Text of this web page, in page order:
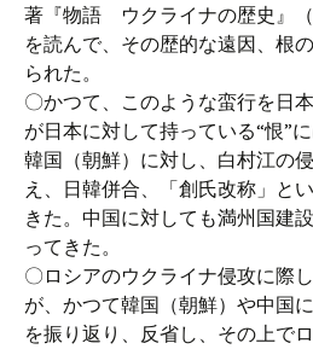
著『物語 ウクライナの歴史』（
を読んで、その歴的な遠因、根
られた。
〇かつて、このような蛮行を日
が日本に対して持っている“恨”
韓国（朝鮮）に対し、白村江の
え、日韓併合、「創氏改称」と
きた。中国に対しても満州国建
ってきた。
〇ロシアのウクライナ侵攻に際
が、かつて韓国（朝鮮）や中国
を振り返り、反省し、その上で